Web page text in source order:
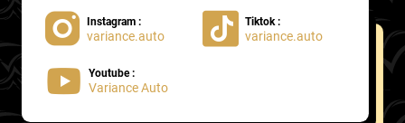
Porsche
Proton
Renault
Instagram :
variance.auto
Tiktok :
variance.auto
Youtube :
Variance Auto